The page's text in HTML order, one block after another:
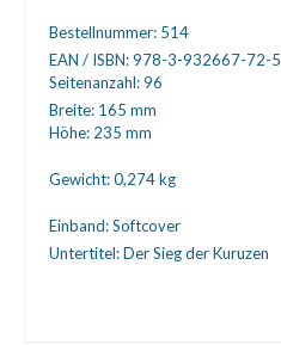
Bestellnummer: 514
EAN / ISBN:978-3-932667-72-5
Seitenanzahl:96
Breite: 165 mm
Höhe: 235 mm
Gewicht:0,274 kg
Einband:Softcover
Untertitel:Der Sieg der Kuruzen